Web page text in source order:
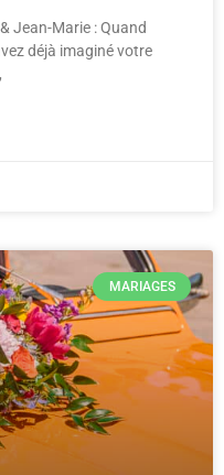
Jean-Marie : Quand
déjà imaginé votre
MARIAGES